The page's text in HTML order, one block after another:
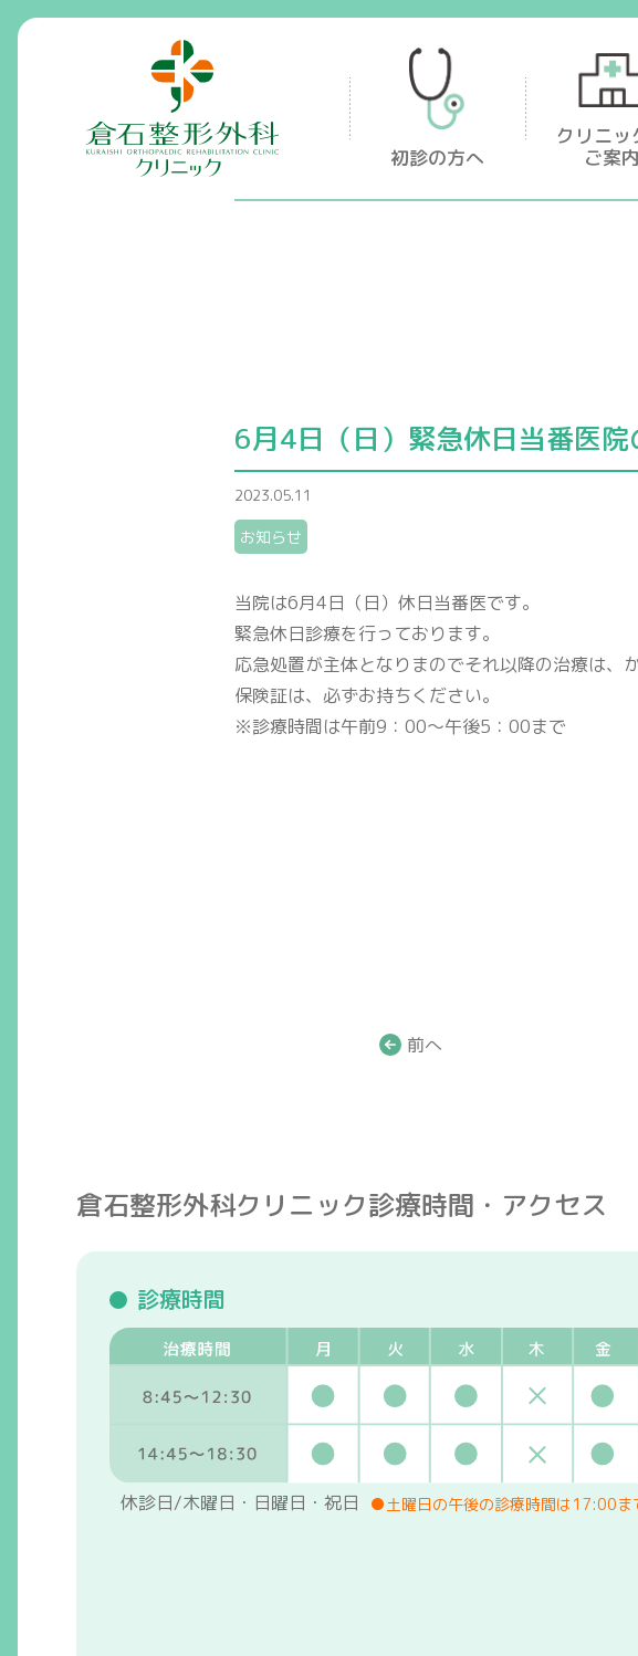
倉石整形外科クリニック
初診の方へ
クリニッ
ご案内
足首・足が痛い
6月4日（日）緊急休日当番医院
2023.05.11
お知らせ
当院は6月4日（日）休日当番医です。
緊急休日診療を行っております。
応急処置が主体となりまのでそれ以降の治療は、
保険証は、必ずお持ちください。
※診療時間は午前9：00～午後5：00まで
前へ
倉石整形外科クリニック診療時間・アクセス
診療時間
休診日/木曜日・日曜日・祝日 ●土曜日の午後の診療時間は17:00ま